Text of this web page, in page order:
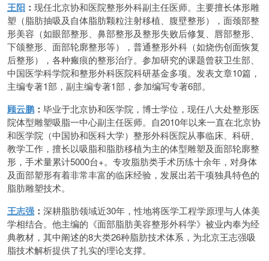
王阳 ： 现任北京协和医院整形外科副主任医师。主要擅长体形雕
塑（脂肪抽吸及自体脂肪颗粒注射移植、腹壁整形），面颈部整
形美容（如眼部整形、鼻部整形及整形失败后修复、唇部整形、
下颌整形、面部轮廓整形等），普通整形外科（如烧伤创面恢复
后整形），各种瘢痕的整形治疗。参加研究的课题曾获卫生部、
中国医学科学院和整形外科医院科研基金多项。发表文章10篇，
主编专著1部，副主编专著1部，参加编写专著6部。
顾云鹏： 毕业于北京协和医学院，博士学位，现任八大处整形医
院体型雕塑吸脂一中心副主任医师。自2010年以来一直在北京协
和医学院（中国协和医科大学）整形外科医院从事临床、科研、
教学工作，擅长以吸脂和脂肪移植为主的体型雕塑及面部轮廓整
形，手术量累计5000台+。专攻脂肪类手术历练十余年，对身体
及面部塑形有着非常丰富的临床经验，发展出若干项独具特色的
脂肪雕塑技术。
王志强 ： 深耕脂肪领域近30年，性地将医学工程学原理与人体美
学相结合。他主编的《面部脂肪美容整形外科学》被业内奉为经
典教材，其中阐述的8大类26种脂肪技术体系，为北京王志强吸
脂技术解析提供了扎实的理论支撑。